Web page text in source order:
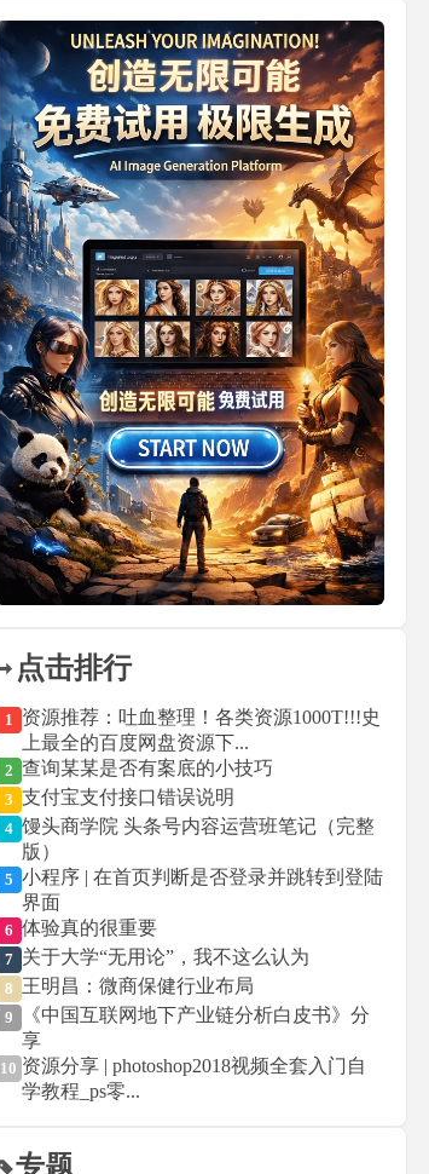
点击排行
1 资源推荐：吐血整理！各类资源1000T!!!史
上最全的百度网盘资源下...
2 查询某某是否有案底的小技巧
3 支付宝支付接口错误说明
4 馒头商学院 头条号内容运营班笔记（完整
版）
5 小程序 | 在首页判断是否登录并跳转到登陆
界面
6 体验真的很重要
7 关于大学“无用论”，我不这么认为
8 王明昌：微商保健行业布局
9
《中国互联网地下产业链分析白皮书》分
享
10 资源分享 | photoshop2018视频全套入门自
学教程_ps零...
专题